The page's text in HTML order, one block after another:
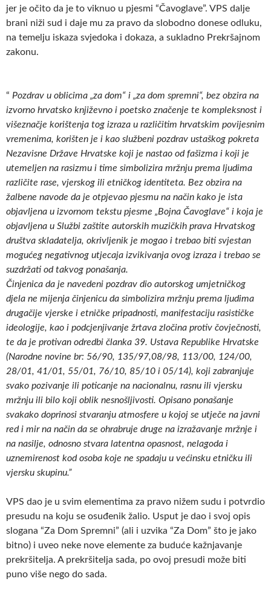
jer je očito da je to viknuo u pjesmi “Čavoglave”. VPS dalje
brani niži sud i daje mu za pravo da slobodno donese odluku,
na temelju iskaza svjedoka i dokaza, a sukladno Prekršajnom
zakonu.
“ Pozdrav u oblicima „za dom“ i „za dom spremni“, bez obzira na
izvorno hrvatsko književno i poetsko značenje te kompleksnost i
višeznačje korištenja tog izraza u različitim hrvatskim povijesnim
vremenima, korišten je i kao službeni pozdrav ustaškog pokreta
Nezavisne Države Hrvatske koji je nastao od fašizma i koji je
utemeljen na rasizmu i time simbolizira mržnju prema ljudima
različite rase, vjerskog ili etničkog identiteta. Bez obzira na
žalbene navode da je otpjevao pjesmu na način kako je ista
objavljena u izvornom tekstu pjesme „Bojna Čavoglave“ i koja je
objavljena u Službi zaštite autorskih muzičkih prava Hrvatskog
društva skladatelja, okrivljenik je mogao i trebao biti svjestan
mogućeg negativnog utjecaja izvikivanja ovog izraza i trebao se
suzdržati od takvog ponašanja.
Činjenica da je navedeni pozdrav dio autorskog umjetničkog
djela ne mijenja činjenicu da simbolizira mržnju prema ljudima
drugačije vjerske i etničke pripadnosti, manifestaciju rasističke
ideologije, kao i podcjenjivanje žrtava zločina protiv čovječnosti,
te da je protivan odredbi članka 39. Ustava Republike Hrvatske
(Narodne novine br: 56/90, 135/97,08/98, 113/00, 124/00,
28/01, 41/01, 55/01, 76/10, 85/10 i 05/14), koji zabranjuje
svako pozivanje ili poticanje na nacionalnu, rasnu ili vjersku
mržnju ili bilo koji oblik nesnošljivosti. Opisano ponašanje
svakako doprinosi stvaranju atmosfere u kojoj se utječe na javni
red i mir na način da se ohrabruje druge na izražavanje mržnje i
na nasilje, odnosno stvara latentna opasnost, nelagoda i
uznemirenost kod osoba koje ne spadaju u većinsku etničku ili
vjersku skupinu.”
VPS dao je u svim elementima za pravo nižem sudu i potvrdio
presudu na koju se osuđenik žalio. Usput je dao i svoj opis
slogana “Za Dom Spremni” (ali i uzvika “Za Dom” što je jako
bitno) i uveo neke nove elemente za buduće kažnjavanje
prekršitelja. A prekršitelja sada, po ovoj presudi može biti
puno više nego do sada.